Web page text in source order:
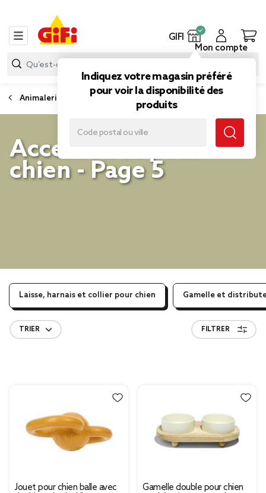
GIFI
Indiquez votre magasin préféré
pour voir la disponibilité des
produits
Mon compte
Animalerie
Accessoires pour
chien - Page 5
Laisse, harnais et collier pour chien Gamelle et
TRIER FILTRER
Jouet pour chien balle avec
Gamelle double pour chien